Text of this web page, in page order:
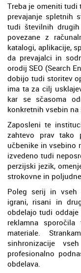
Treba je omeniti tudi
prevajanje spletnih
tudi številnih
povezane z
katalogi, aplikacije,
da prevajalci in
orodij SEO (Search
dobijo tudi storitev
ima ta za cilj
kar se sčasoma
konkretnih vsebin na
Zaposleni te
zahtevo prav tako
učbenike in vsebino
izvedeno tudi
perzijski jezik,
strokovne in
Poleg serij in vseh
igrani, risani in
obdelajo tudi
reklamna
materiale.
sinhronizacije
profesionalno
obdelava.